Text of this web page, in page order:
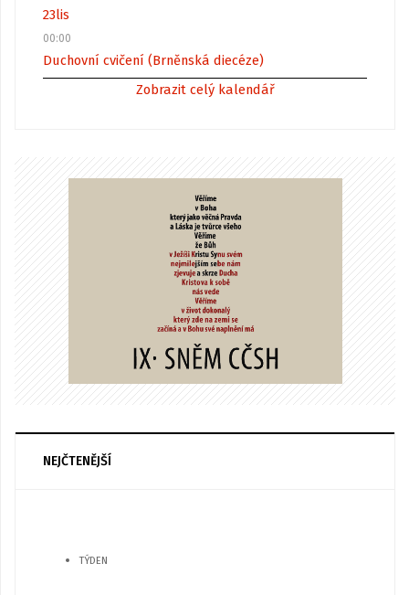
23lis
00:00
Duchovní cvičení (Brněnská diecéze)
Zobrazit celý kalendář
NEJČTENĚJŠÍ
TÝDEN